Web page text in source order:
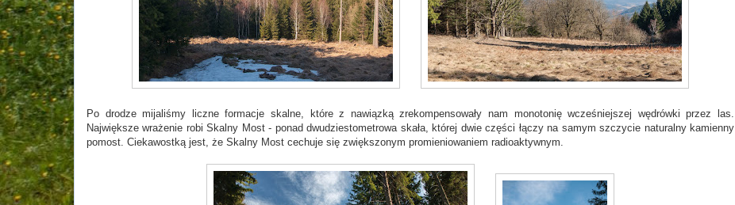
Po drodze mijaliśmy liczne formacje skalne, które z nawiązką zrekompensowały nam monotonię wcześniejszej wędrówki przez las.
Największe wrażenie robi Skalny Most - ponad dwudziestometrowa skała, której dwie części łączy na samym szczycie naturalny kamienny
pomost. Ciekawostką jest, że Skalny Most cechuje się zwiększonym promieniowaniem radioaktywnym.